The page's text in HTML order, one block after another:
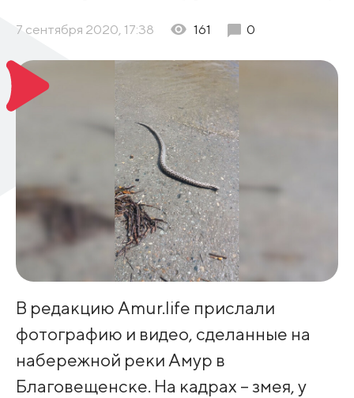
7 сентября 2020, 17:38 161 0
В редакцию Amur.life прислали
фотографию и видео, сделанные на
набережной реки Амур в
Благовещенске. На кадрах – змея, у